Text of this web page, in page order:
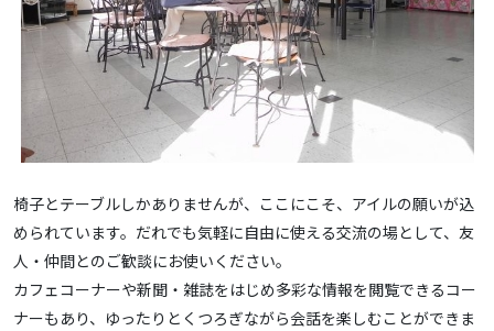
椅子とテーブルしかありませんが、ここにこそ、アイルの願いが込
められています。だれでも気軽に自由に使える交流の場として、友
人・仲間とのご歓談にお使いください。
カフェコーナーや新聞・雑誌をはじめ多彩な情報を閲覧できるコー
ナーもあり、ゆったりとくつろぎながら会話を楽しむことができま